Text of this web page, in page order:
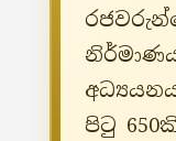
පිටු